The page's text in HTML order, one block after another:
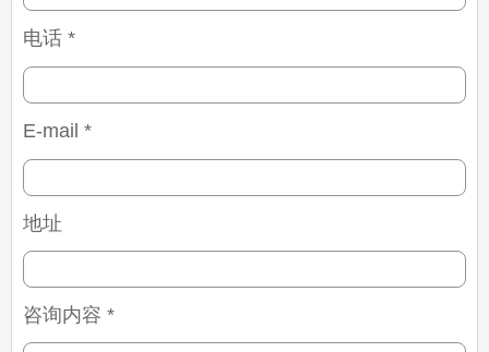
电话 *
E-mail *
地址
咨询内容 *